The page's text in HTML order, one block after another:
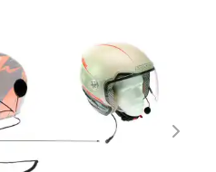
Next